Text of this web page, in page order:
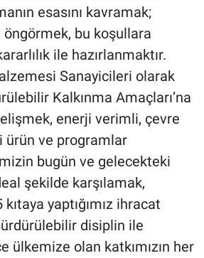
esasını kavramak;
öngörmek, bu koşullara
ile hazırlanmaktır.
Sanayicileri olarak
Kalkınma Amaçları’na
enerji verimli, çevre
ürün ve programlar
bugün ve gelecekteki
şekilde karşılamak,
yaptığımız ihracat
disiplin ile
ülkemize olan katkımızın her